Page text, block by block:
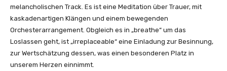
t
.
P
e
t
e
melancholischen Track. Es ist eine Meditation über Trauer, mit
kaskadenartigen Klängen und einem bewegenden
Orchesterarrangement. Obgleich es in „breathe“ um das
Loslassen geht, ist „irreplaceable“ eine Einladung zur Besinnung,
zur Wertschätzung dessen, was einen besonderen Platz in
unserem Herzen einnimmt.